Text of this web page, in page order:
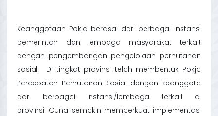
Keanggotaan Pokja berasal dari berbagai instansi
pemerintah dan lembaga masyarakat terkait
dengan pengembangan pengelolaan perhutanan
sosial. Di tingkat provinsi telah membentuk Pokja
Percepatan Perhutanan Sosial dengan keanggota
dari berbagai instansi/lembaga terkait di
provinsi. Guna semakin memperkuat implementasi